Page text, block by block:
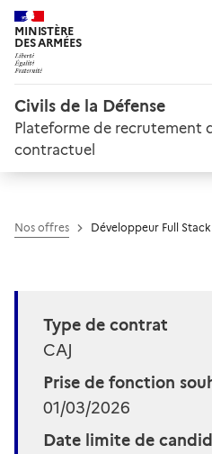
MINISTÈRE
DES ARMÉES
Civils de la Défense
Plateforme de recrutement
contractuel
Nos offres Développeur Full Stack
Type de contrat
CAJ
Prise de fonction
01/03/2026
Date limite de